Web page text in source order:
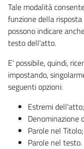
Tale modalità
funzione della
possono indicare
testo dell'atto.
E' possibile, quindi,
impostando,
seguenti opzioni:
Estremi dell'atto;
Denominazione
Parole nel Titolo;
Parole nel testo.